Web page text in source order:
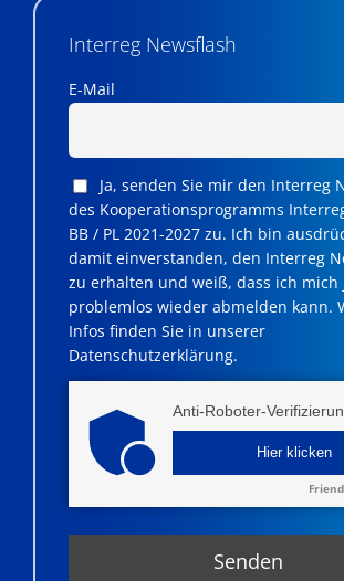
Interreg Newsflash
E-Mail
Ja, senden Sie mir den Interreg
des Kooperationsprogramms
BB / PL 2021-2027 zu. Ich bin
damit einverstanden, den Interreg
zu erhalten und weiß, dass ich mich
problemlos wieder abmelden kann.
Infos finden Sie in unserer
Datenschutzerklärung.
Anti-Roboter-
Hier klicken